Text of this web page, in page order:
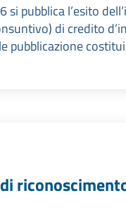
pubblica l’esito
di credito
pubblicazione